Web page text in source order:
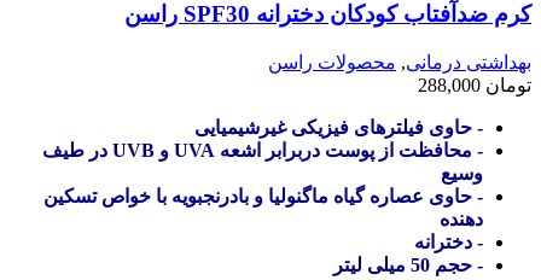
کرم ضدآفتاب کودکان دخترانه SPF30 راسن
بهداشتی درمانی, محصولات راسن
تومان
- حاوی فیلترهای فیزیکی غیرشیمیایی
- محافظت از پوست دربرابر اشعه UVA و UVB در طیف
وسیع
- حاوی عصاره گیاه ماگنولیا و بادرنجبویه با خواص تسکین
دهنده
- دخترانه
- حجم 50 میلی لیتر